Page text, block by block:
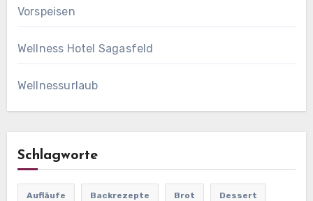
Vorspeisen
Wellness Hotel Sagasfeld
Wellnessurlaub
Schlagworte
Aufläufe Backrezepte Brot Dessert